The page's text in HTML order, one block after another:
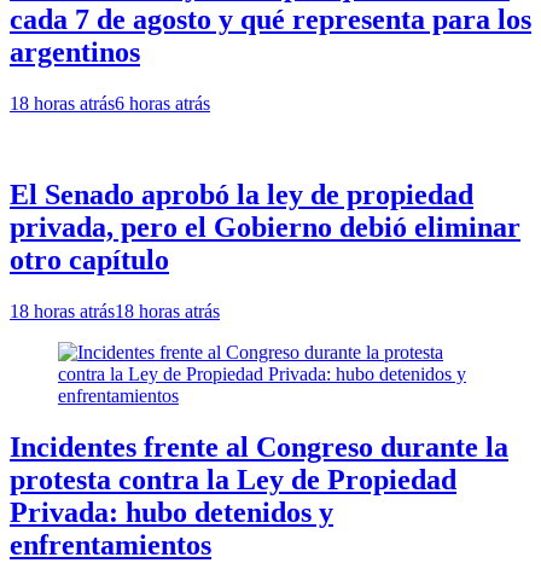
cada 7 de agosto y qué representa para los
argentinos
18 horas atrás6 horas atrás
El Senado aprobó la ley de propiedad
privada, pero el Gobierno debió eliminar
otro capítulo
18 horas atrás18 horas atrás
Incidentes frente al Congreso durante la
protesta contra la Ley de Propiedad
Privada: hubo detenidos y
enfrentamientos